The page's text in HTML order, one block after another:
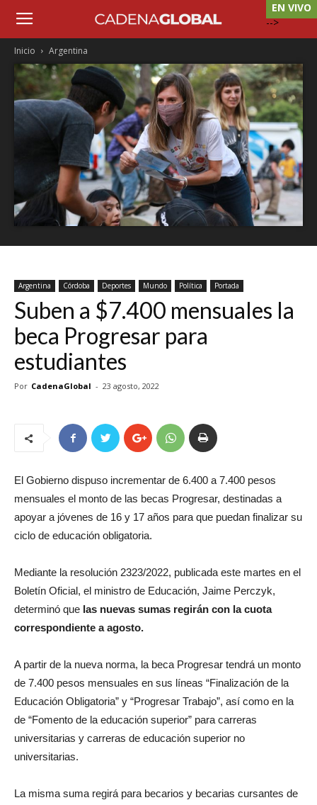
EN VIVO
-->
Inicio Argentina
Argentina Córdoba Deportes Mundo Política Portada
Suben a $7.400 mensuales la
beca Progresar para
estudiantes
Por CadenaGlobal - 23 agosto, 2022
El Gobierno dispuso incrementar de 6.400 a 7.400 pesos
mensuales el monto de las becas Progresar, destinadas a
apoyar a jóvenes de 16 y 17 años para que puedan finalizar su
ciclo de educación obligatoria.
Mediante la resolución 2323/2022, publicada este martes en el
Boletín Oficial, el ministro de Educación, Jaime Perczyk,
determinó que las nuevas sumas regirán con la cuota
correspondiente a agosto.
A partir de la nueva norma, la beca Progresar tendrá un monto
de 7.400 pesos mensuales en sus líneas “Finalización de la
Educación Obligatoria” y “Progresar Trabajo”, así como en la
de “Fomento de la educación superior” para carreras
universitarias y carreras de educación superior no
universitarias.
La misma suma regirá para becarios y becarias cursantes de